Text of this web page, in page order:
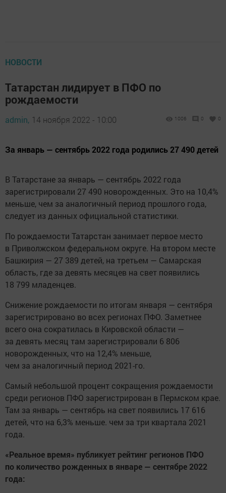
НОВОСТИ
Татарстан лидирует в ПФО по
рождаемости
admin, 14 ноября 2022 - 10:00 1006 0 0
За январь — сентябрь 2022 года родились 27 490 детей
В Татарстане за январь — сентябрь 2022 года
зарегистрировали 27 490 новорожденных. Это на 10,4%
меньше, чем за аналогичный период прошлого года,
следует из данных официальной статистики.
По рождаемости Татарстан занимает первое место
в Приволжском федеральном округе. На втором месте
Башкирия — 27 389 детей, на третьем — Самарская
область, где за девять месяцев на свет появились
18 799 младенцев.
Снижение рождаемости по итогам января — сентября
зарегистрировано во всех регионах ПФО. Заметнее
всего она сократилась в Кировской области —
за девять месяц там зарегистрировали 6 806
новорожденных, что на 12,4% меньше,
чем за аналогичный период 2021-го.
Самый небольшой процент сокращения рождаемости
среди регионов ПФО зарегистрирован в Пермском крае.
Там за январь — сентябрь на свет появились 17 616
детей, что на 6,3% меньше. чем за три квартала 2021
года.
«Реальное время» публикует рейтинг регионов ПФО
по количество рожденных в январе — сентябре 2022
года: